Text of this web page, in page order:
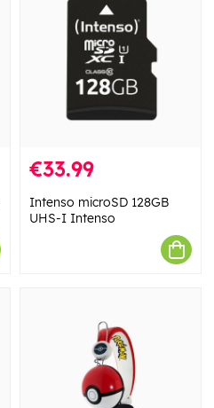
€33.99
Intenso microSD 128GB
UHS-I Intenso